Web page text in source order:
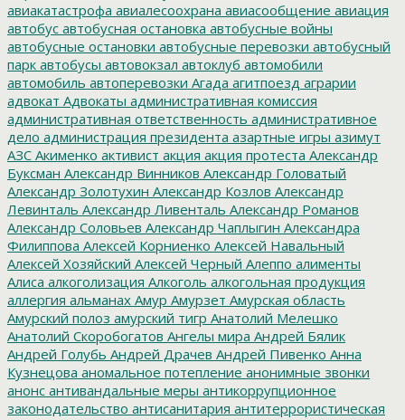
авиакатастрофа авиалесоохрана авиасообщение авиация
автобус автобусная остановка автобусные войны
автобусные остановки автобусные перевозки автобусный
парк автобусы автовокзал автоклуб автомобили
автомобиль автоперевозки Агада агитпоезд аграрии
адвокат Адвокаты административная комиссия
административная ответственность административное
дело администрация президента азартные игры азимут
АЗС Акименко активист акция акция протеста Александр
Буксман Александр Винников Александр Головатый
Александр Золотухин Александр Козлов Александр
Левинталь Александр Ливенталь Александр Романов
Александр Соловьев Александр Чаплыгин Александра
Филиппова Алексей Корниенко Алексей Навальный
Алексей Хозяйский Алексей Черный Алеппо алименты
Алиса алкоголизация Алкоголь алкогольная продукция
аллергия альманах Амур Амурзет Амурская область
Амурский полоз амурский тигр Анатолий Мелешко
Анатолий Скоробогатов Ангелы мира Андрей Бялик
Андрей Голубь Андрей Драчев Андрей Пивенко Анна
Кузнецова аномальное потепление анонимные звонки
анонс антивандальные меры антикоррупционное
законодательство антисанитария антитеррористическая